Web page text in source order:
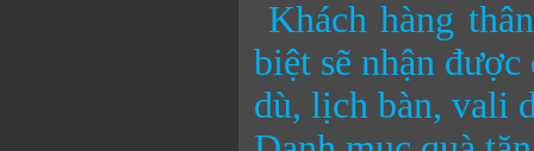
Khách hàng
biệt sẽ nhận
dù, lịch bàn, vali